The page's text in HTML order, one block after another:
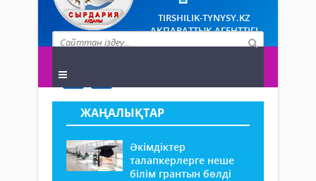
TIRSHILIK-TYNYSY.KZ
АҚПАРАТТЫҚ АГЕНТТІГІ
ЖАҢАЛЫҚТАР
Әкімдіктер
талапкерлерге неше
білім грантын бөлді